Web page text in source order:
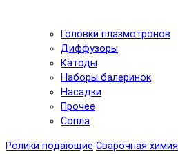
Головки плазмотронов
Диффузоры
Катоды
Наборы балеринок
Насадки
Прочее
Сопла
Ролики подающие Сварочная химия